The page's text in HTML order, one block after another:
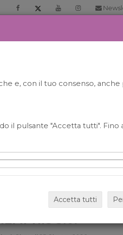
GRECO CON
3.0.
e, con il tuo consenso,
il pulsante "Accetta tutti". Fino
Accetta tutti